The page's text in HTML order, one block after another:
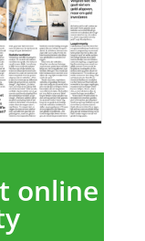
online